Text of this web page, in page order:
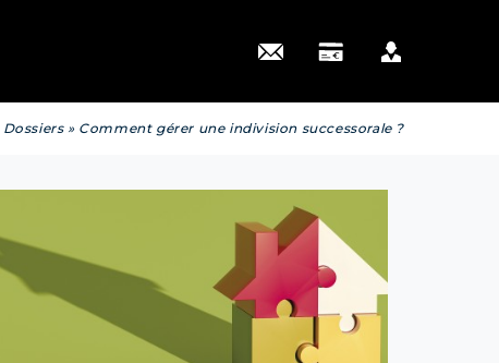
Dossiers» Comment gérer une indivision successorale ?